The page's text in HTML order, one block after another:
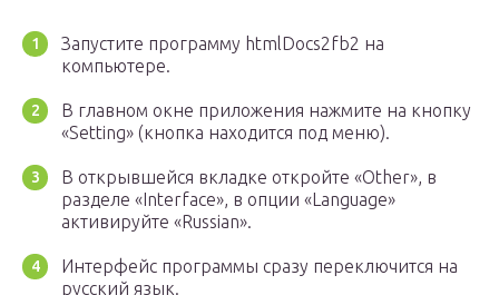
Запустите программу htmlDocs2fb2 на
компьютере.
В главном окне приложения нажмите на кнопку
«Setting» (кнопка находится под меню).
В открывшейся вкладке откройте «Other», в
разделе «Interface», в опции «Language»
активируйте «Russian».
Интерфейс программы сразу переключится на
русский язык.